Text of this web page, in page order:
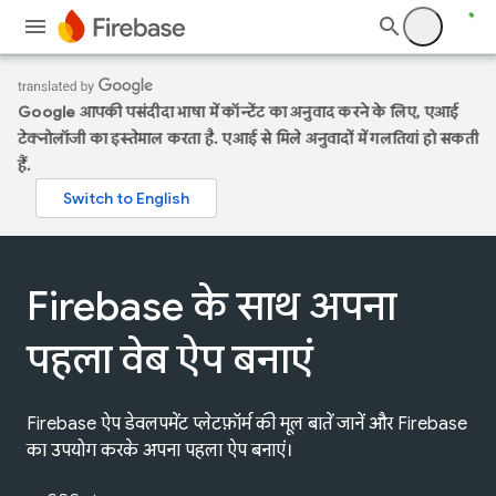
Google आपकी पसंदीदा भाषा में कॉन्टेंट का अनुवाद करने के लिए, एआई
टेक्नोलॉजी का इस्तेमाल करता है. एआई से मिले अनुवादों में गलतियां हो सकती
हैं.
Firebase के साथ अपना
पहला वेब ऐप बनाएं
Firebase ऐप डेवलपमेंट प्लेटफ़ॉर्म की मूल बातें जानें और Firebase
का उपयोग करके अपना पहला ऐप बनाएं।